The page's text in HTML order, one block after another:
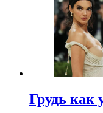
Грудь как